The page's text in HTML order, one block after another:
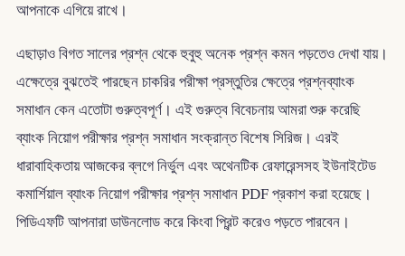
আপনাকে এগিয়ে রাখে।
এছাড়াও বিগত সালের প্রশ্ন থেকে হুবুহু অনেক প্রশ্ন কমন পড়তেও দেখা যায়।
এক্ষেত্রে বুঝতেই পারছেন চাকরির পরীক্ষা প্রস্তুতির ক্ষেত্রে প্রশ্নব্যাংক
সমাধান কেন এতোটা গুরুত্বপূর্ণ। এই গুরুত্ব বিবেচনায় আমরা শুরু করেছি
ব্যাংক নিয়োগ পরীক্ষার প্রশ্ন সমাধান সংক্রান্ত বিশেষ সিরিজ। এরই
ধারাবাহিকতায় আজকের ব্লগে নির্ভুল এবং অথেনটিক রেফারেন্সসহ ইউনাইটেড
কমার্শিয়াল ব্যাংক নিয়োগ পরীক্ষার প্রশ্ন সমাধান PDF প্রকাশ করা হয়েছে।
পিডিএফটি আপনারা ডাউনলোড করে কিংবা প্রিন্ট করেও পড়তে পারবেন।